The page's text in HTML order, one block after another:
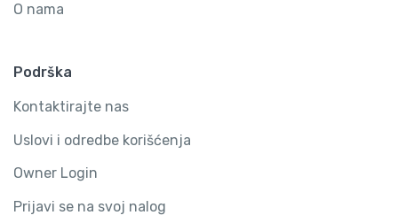
O nama
Podrška
Kontaktirajte nas
Uslovi i odredbe korišćenja
Owner Login
Prijavi se na svoj nalog